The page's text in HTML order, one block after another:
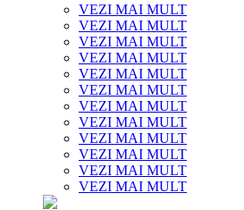
VEZI MAI MULT
VEZI MAI MULT
VEZI MAI MULT
VEZI MAI MULT
VEZI MAI MULT
VEZI MAI MULT
VEZI MAI MULT
VEZI MAI MULT
VEZI MAI MULT
VEZI MAI MULT
VEZI MAI MULT
VEZI MAI MULT